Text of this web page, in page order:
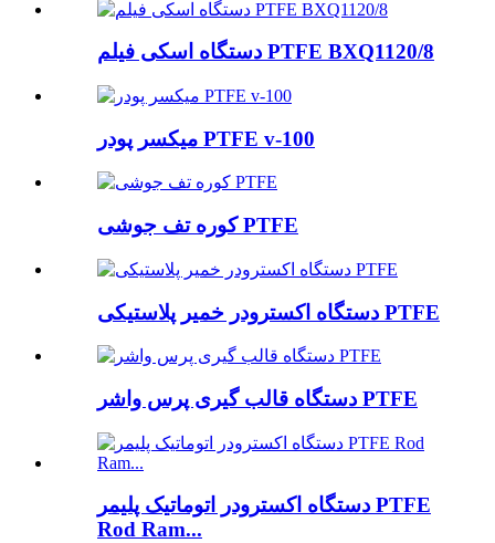
دستگاه اسکی فیلم PTFE BXQ1120/8
میکسر پودر PTFE v-100
کوره تف جوشی PTFE
دستگاه اکسترودر خمیر پلاستیکی PTFE
دستگاه قالب گیری پرس واشر PTFE
دستگاه اکسترودر اتوماتیک پلیمر PTFE
Rod Ram...